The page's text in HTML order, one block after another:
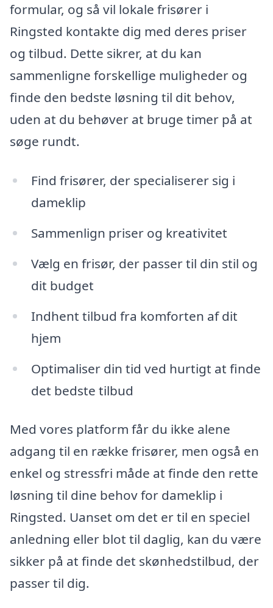
formular, og så vil lokale frisører i
Ringsted kontakte dig med deres priser
og tilbud. Dette sikrer, at du kan
sammenligne forskellige muligheder og
finde den bedste løsning til dit behov,
uden at du behøver at bruge timer på at
søge rundt.
Find frisører, der specialiserer sig i
dameklip
Sammenlign priser og kreativitet
Vælg en frisør, der passer til din stil og
dit budget
Indhent tilbud fra komforten af dit
hjem
Optimaliser din tid ved hurtigt at finde
det bedste tilbud
Med vores platform får du ikke alene
adgang til en række frisører, men også en
enkel og stressfri måde at finde den rette
løsning til dine behov for dameklip i
Ringsted. Uanset om det er til en speciel
anledning eller blot til daglig, kan du være
sikker på at finde det skønhedstilbud, der
passer til dig.